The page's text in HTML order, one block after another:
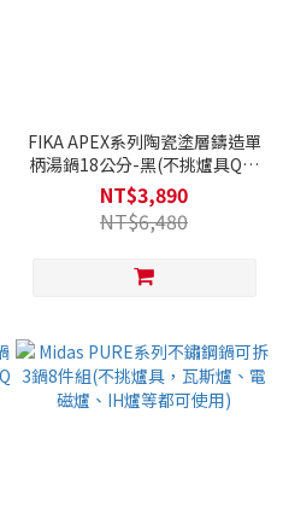
FIKA APEX系列陶瓷塗層鑄造單
柄湯鍋18公分-黑(不挑爐具Q導
全覆底/瓦斯爐電磁爐可用)
NT$3,890
NT$6,480